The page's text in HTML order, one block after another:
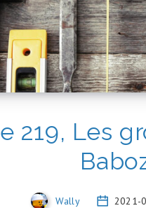
219, Les
Wally 2021-